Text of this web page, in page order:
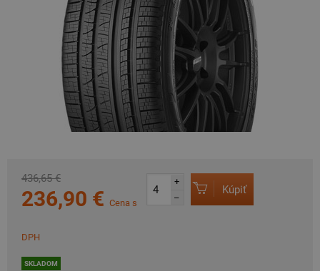
436,65 €
236,90 € Cena s
DPH
SKLADOM
+
–
Kúpiť